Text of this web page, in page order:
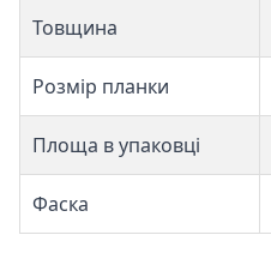
Товщина
Розмір планки
Площа в упаковці
Фаска